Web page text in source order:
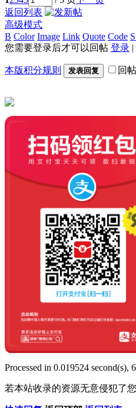
返回列表
高级模式
B Color Image Link Quote Code
您需要登录后才可以回帖 登录 |
本版积分规则 发表回复 回
Processed in 0.019524 second(s),
若本站收录的资源无意侵犯了